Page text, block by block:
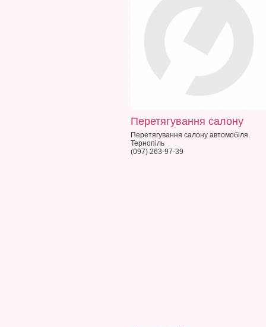
Перетягування салону
Перетягування салону автомобіля.
Тернопіль
(097) 263-97-39